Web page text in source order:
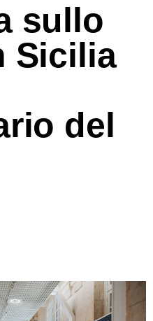
sullo
Sicilia
del